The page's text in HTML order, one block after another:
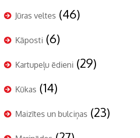
Jūras veltes (46)
Kāposti (6)
Kartupeļu ēdieni (29)
Kūkas (14)
Maizītes un bulciņas (23)